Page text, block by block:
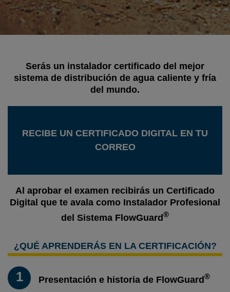
Serás un instalador certificado del mejor
sistema de distribución de agua caliente y fría
del mundo.
RECIBE UN CERTIFICADO DIGITAL EN TU
CORREO
Al aprobar el examen recibirás un Certificado
Digital que te avala como Instalador Profesional
del Sistema FlowGuard®
¿QUÉ APRENDERÁS EN LA CERTIFICACIÓN?
1 Presentación e historia de FlowGuard®